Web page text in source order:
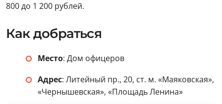
800 до 1 200 рублей.
Как добраться
Место: Дом офицеров
Адрес: Литейный пр., 20, ст. м. «Маяковская»,
«Чернышевская», «Площадь Ленина»